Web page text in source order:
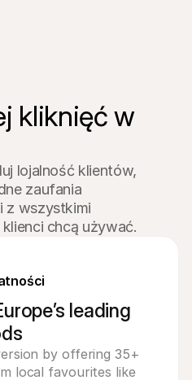
kliknięć w
lojalność klientów,
zaufania
z wszystkimi
chcą używać.
leading
by offering 35+
local favourites like